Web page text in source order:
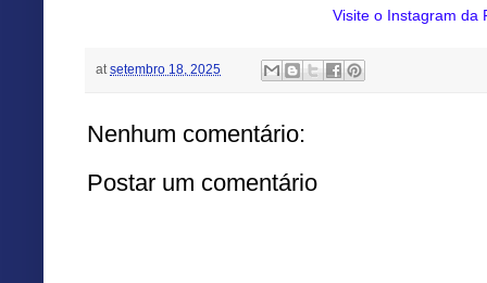
Visite o Instagram da
at setembro 18, 2025
Nenhum comentário:
Postar um comentário